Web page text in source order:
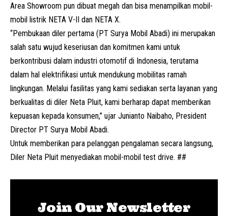
Area Showroom pun dibuat megah dan bisa menampilkan mobil-
mobil listrik NETA V-II dan NETA X.
“Pembukaan diler pertama (PT Surya Mobil Abadi) ini merupakan
salah satu wujud keseriusan dan komitmen kami untuk
berkontribusi dalam industri otomotif di Indonesia, terutama
dalam hal elektrifikasi untuk mendukung mobilitas ramah
lingkungan. Melalui fasilitas yang kami sediakan serta layanan yang
berkualitas di diler Neta Pluit, kami berharap dapat memberikan
kepuasan kepada konsumen,” ujar Junianto Naibaho, President
Director PT Surya Mobil Abadi.
Untuk memberikan para pelanggan pengalaman secara langsung,
Diler Neta Pluit menyediakan mobil-mobil test drive. ##
Join Our Newsletter